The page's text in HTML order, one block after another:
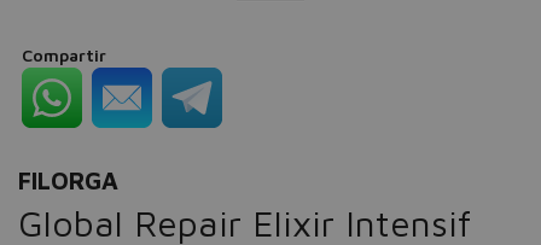
Compartir
FILORGA
Global Repair Elixir Intensif